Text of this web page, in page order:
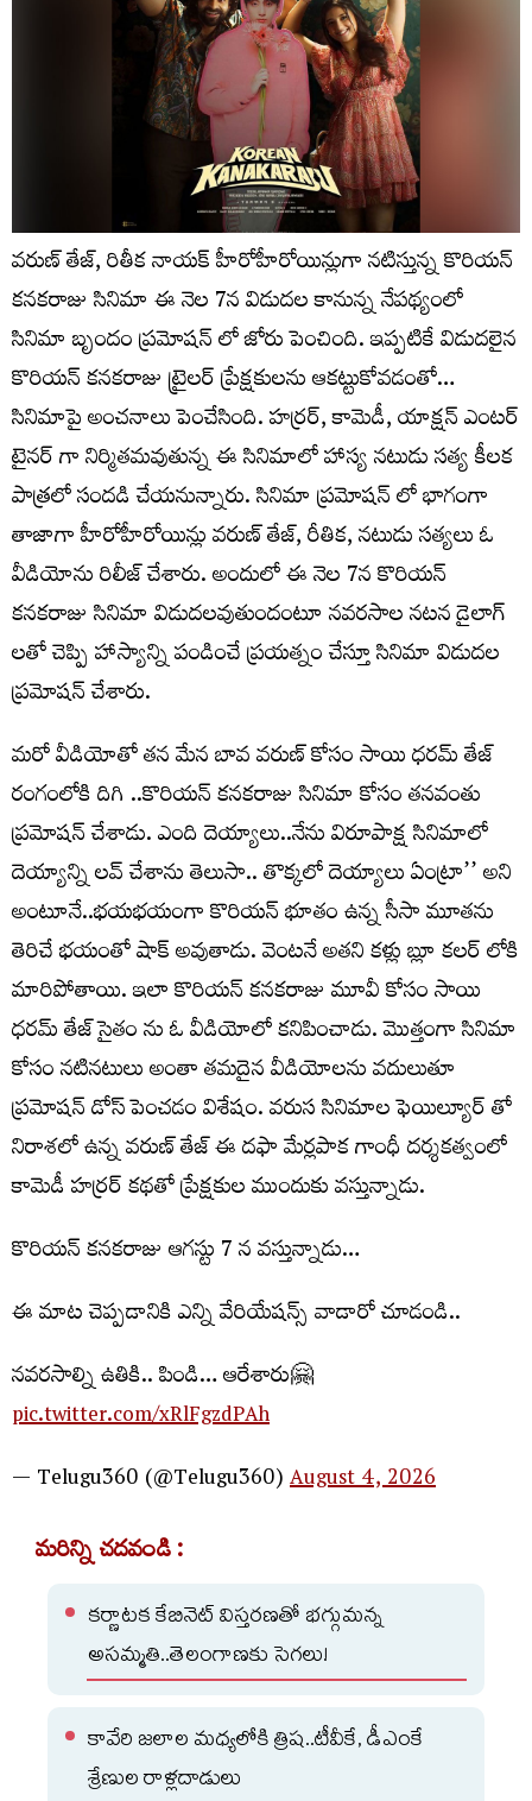
వరుణ్ తేజ్, రితీక నాయక్ హీరోహీరోయిన్లుగా నటిస్తున్న కొరియన్
కనకరాజు సినిమా ఈ నెల 7న విడుదల కానున్న నేపథ్యంలో
సినిమా బృందం ప్రమోషన్ లో జోరు పెంచింది. ఇప్పటికే విడుదలైన
కొరియన్ కనకరాజు ట్రైలర్ ప్రేక్షకులను ఆకట్టుకోవడంతో…
సినిమాపై అంచనాలు పెంచేసింది. హర్రర్, కామెడీ, యాక్షన్ ఎంటర్
టైనర్ గా నిర్మితమవుతున్న ఈ సినిమాలో హాస్య నటుడు సత్య కీలక
పాత్రలో సందడి చేయనున్నారు. సినిమా ప్రమోషన్ లో భాగంగా
తాజాగా హీరోహీరోయిన్లు వరుణ్ తేజ్, రీతిక, నటుడు సత్యలు ఓ
వీడియోను రిలీజ్ చేశారు. అందులో ఈ నెల 7న కొరియన్
కనకరాజు సినిమా విడుదలవుతుందంటూ నవరసాల నటన డైలాగ్
లతో చెప్పి హాస్యాన్ని పండించే ప్రయత్నం చేస్తూ సినిమా విడుదల
ప్రమోషన్ చేశారు.
మరో వీడియోతో తన మేన బావ వరుణ్ కోసం సాయి ధరమ్ తేజ్
రంగంలోకి దిగి ..కొరియన్ కనకరాజు సినిమా కోసం తనవంతు
ప్రమోషన్ చేశాడు. ఎంది దెయ్యాలు..నేను విరూపాక్ష సినిమాలో
దెయ్యాన్ని లవ్ చేశాను తెలుసా.. తొక్కలో దెయ్యాలు ఏంట్రా’’ అని
అంటూనే..భయభయంగా కొరియన్ భూతం ఉన్న సీసా మూతను
తెరిచే భయంతో షాక్ అవుతాడు. వెంటనే అతని కళ్లు బ్లూ కలర్ లోకి
మారిపోతాయి. ఇలా కొరియన్ కనకరాజు మూవీ కోసం సాయి
ధరమ్ తేజ్ సైతం ను ఓ వీడియోలో కనిపించాడు. మొత్తంగా సినిమా
కోసం నటినటులు అంతా తమదైన వీడియోలను వదులుతూ
ప్రమోషన్ డోస్ పెంచడం విశేషం. వరుస సినిమాల ఫెయిల్యూర్ తో
నిరాశలో ఉన్న వరుణ్ తేజ్ ఈ దఫా మేర్లపాక గాంధీ దర్శకత్వంలో
కామెడీ హర్రర్ కథతో ప్రేక్షకుల ముందుకు వస్తున్నాడు.
కొరియన్ కనకరాజు ఆగస్టు 7 న వస్తున్నాడు…
ఈ మాట చెప్పడానికి ఎన్ని వేరియేషన్స్ వాడారో చూడండి..
నవరసాల్ని ఉతికి.. పిండి… ఆరేశారు🤗
pic.twitter.com/xRlFgzdPAh
— Telugu360 (@Telugu360)August 4, 2026
మరిన్ని చదవండి :
కర్ణాటక కేబినెట్ విస్తరణతో భగ్గుమన్న
అసమ్మతి..తెలంగాణకు సెగలు!
కావేరి జలాల మధ్యలోకి త్రిష..టీవీకే, డీఎంకే
శ్రేణుల రాళ్లదాడులు